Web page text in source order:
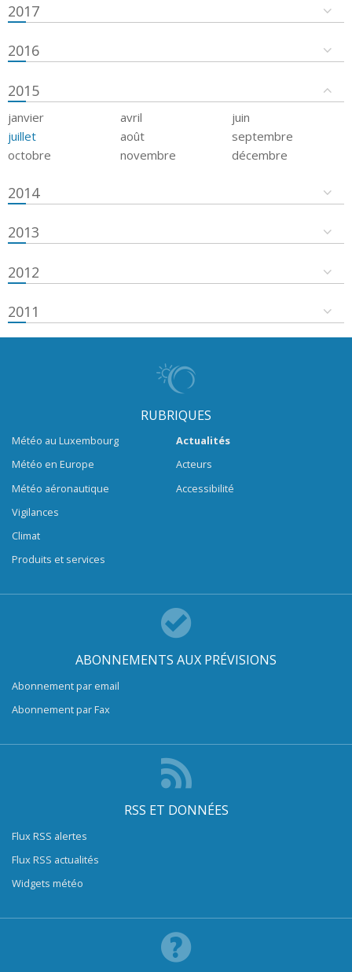
2017
2016
2015
janvier avril
juin
juillet
août
septembre
octobre
novembre décembre
2014
2013
2012
2011
RUBRIQUES
Météo au Luxembourg
Météo en Europe
Météo aéronautique
Vigilances
Climat
Produits et services
Actualités
Acteurs
Accessibilité
ABONNEMENTS AUX PRÉVISIONS
Abonnement par email
Abonnement par Fax
RSS ET DONNÉES
Flux RSS alertes
Flux RSS actualités
Widgets météo